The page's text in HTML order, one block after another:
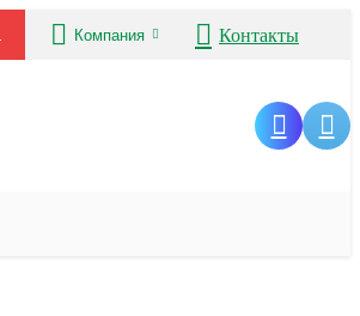
Компания Контакты